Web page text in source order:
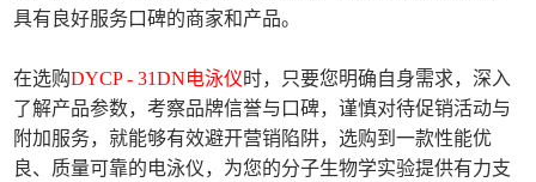
具有良好服务口碑的商家和产品。
在选购DYCP - 31DN电泳仪时，只要您明确自身需求，深入
了解产品参数，考察品牌信誉与口碑，谨慎对待促销活动与
附加服务，就能够有效避开营销陷阱，选购到一款性能优
良、质量可靠的电泳仪，为您的分子生物学实验提供有力支